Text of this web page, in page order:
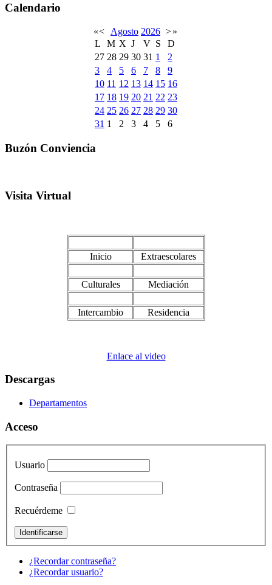
Calendario
«< Agosto 2026 >»
L
M X J V S
D
27 28 29 30 31 1
2
3
4 5 6 7 8
9
10 11 12 13 14 15 16
17 18 19 20 21 22 23
24 25 26 27 28 29 30
31 1 2 3 4 5 6
Buzón Conviencia
Visita Virtual
Inicio Extraescolares
Culturales Mediación
Intercambio Residencia
Enlace al video
Descargas
Departamentos
Acceso
Usuario
Contraseña
Recuérdeme
¿Recordar contraseña?
¿Recordar usuario?